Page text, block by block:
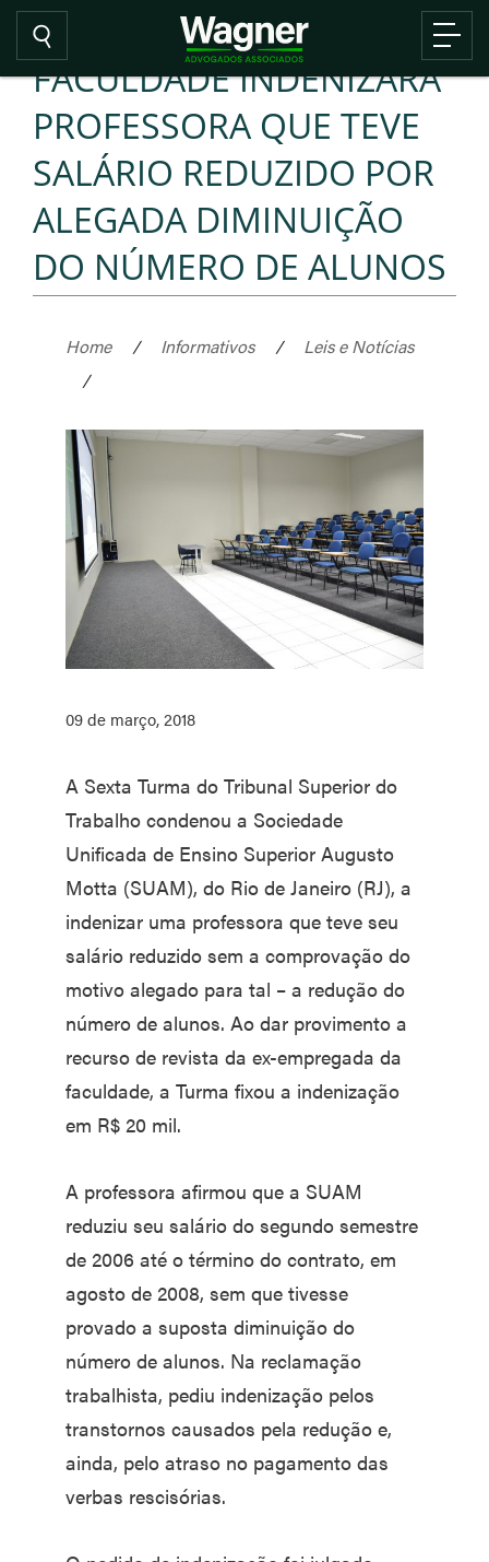
FACULDADE INDENIZARÁ
PROFESSORA QUE TEVE
SALÁRIO REDUZIDO POR
ALEGADA DIMINUIÇÃO
DO NÚMERO DE ALUNOS
Home / Informativos /
Leis e Notícias
/
09 de março, 2018
A Sexta Turma do Tribunal Superior do
Trabalho condenou a Sociedade
Unificada de Ensino Superior Augusto
Motta (SUAM), do Rio de Janeiro (RJ), a
indenizar uma professora que teve seu
salário reduzido sem a comprovação do
motivo alegado para tal – a redução do
número de alunos. Ao dar provimento a
recurso de revista da ex-empregada da
faculdade, a Turma fixou a indenização
em R$ 20 mil.
A professora afirmou que a SUAM
reduziu seu salário do segundo semestre
de 2006 até o término do contrato, em
agosto de 2008, sem que tivesse
provado a suposta diminuição do
número de alunos. Na reclamação
trabalhista, pediu indenização pelos
transtornos causados pela redução e,
ainda, pelo atraso no pagamento das
verbas rescisórias.